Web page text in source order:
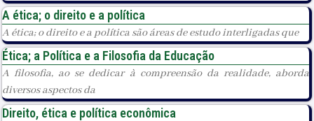
A ética; o direito e a política
A ética; o direito e a política são áreas de estudo interligadas que
Ética; a Política e a Filosofia da Educação
A filosofia, ao se dedicar à compreensão da realidade, aborda
diversos aspectos da
Direito, ética e política econômica